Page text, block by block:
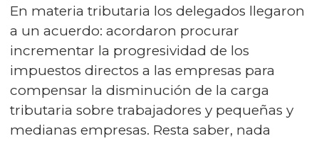
En materia tributaria los delegados llegaron
a un acuerdo: acordaron procurar
incrementar la progresividad de los
impuestos directos a las empresas para
compensar la disminución de la carga
tributaria sobre trabajadores y pequeñas y
medianas empresas. Resta saber, nada